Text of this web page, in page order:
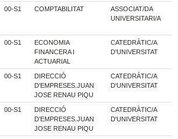
00-S1 COMPTABILITAT
ASSOCIAT/DA
UNIVERSITARI/A
00-S1
ECONOMIA
FINANCERA I
ACTUARIAL
CATEDRÀTIC/A
D'UNIVERSITAT
00-S1
DIRECCIÓ
D'EMPRESES.JUAN
JOSE RENAU PIQU
CATEDRÀTIC/A
D'UNIVERSITAT
00-S1
DIRECCIÓ
D'EMPRESES.JUAN
JOSE RENAU PIQU
CATEDRÀTIC/A
D'UNIVERSITAT